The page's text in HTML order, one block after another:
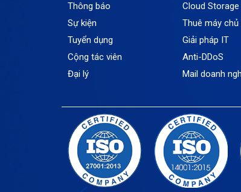
Thông báo
Sự kiện
Tuyển dụng
Cộng tác viên
Đại lý
Cloud Storage
Thuê máy chủ
Giải pháp IT
Anti-DDoS
Mail doanh